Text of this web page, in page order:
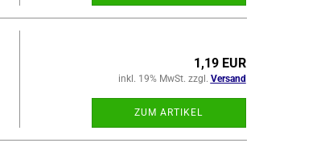
1,19 EUR
inkl. 19% MwSt. zzgl. Versand
ZUM ARTIKEL